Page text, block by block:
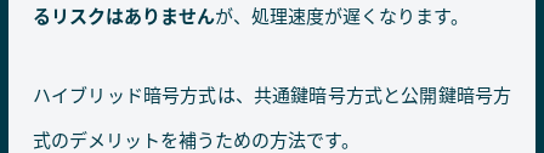
るリスクはありませんが、処理速度が遅くなります。
ハイブリッド暗号方式は、共通鍵暗号方式と公開鍵暗号方
式のデメリットを補うための方法です。